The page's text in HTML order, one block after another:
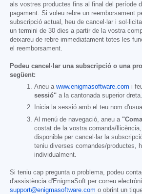
als vostres productes fins al final del període
pagament. Si voleu rebre un reemborsament
subscripció actual, heu de cancel·lar i
un termini de 30 dies a partir de la vostra
deixareu de rebre immediatament totes les
el reemborsament.
Podeu cancel·lar una subscripció o una
següent:
Aneu a www.enigmasoftware.com i
sessió" a la cantonada superior dreta.
Inicia la sessió amb el teu nom
Al menú de navegació, aneu a
costat de la vostra comanda/
disponible per cancel·lar la
teniu diverses comandes/productes,
individualment.
Si teniu cap pregunta o problema, podeu
d'assistència d'EnigmaSoft per correu
support@enigmasoftware.com o obrint un